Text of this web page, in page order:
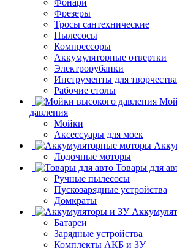
Фонари
Фрезеры
Тросы сантехнические
Пылесосы
Компрессоры
Аккумуляторные отвертки
Электрорубанки
Инструменты для
Рабочие столы
давления
Мойки
Аксессуары для моек
Лодочные моторы
Товары для
Ручные пылесосы
Пускозарядные устройства
Домкраты
Батареи
Зарядные устройства
Комплекты АКБ и ЗУ